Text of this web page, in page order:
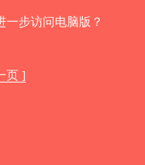
一步访问电脑版？
页 ]